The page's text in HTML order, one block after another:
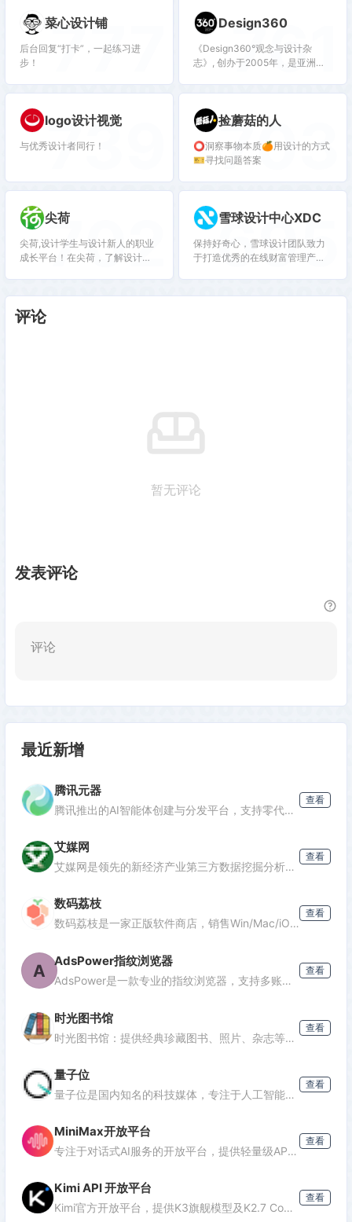
菜心设计铺
后台回复“打卡”，一起练习进
步！
777 Design360
《Design360°观念与设计杂
志》, 创办于2005年，是亚洲著
源传播设计，建立中西互动交流
761
logo设计视觉
与优秀设计者同行！
739 捡蘑菇的人
⭕️洞察事物本质🍊用设计的方式
🎫寻找问题答案
703
尖荷
尖荷,设计学生与设计新人的职业
成长平台！在尖荷，了解设计行
的正确打开方式。
702 雪球设计中心XDC
保持好奇心，雪球设计团队致力
于打造优秀的在线财富管理产品
695
评论
暂无评论
发表评论
评论
最近新增
腾讯元器
腾讯推出的AI智能体创建与分发平台，支持零代码开发专属AI聊天机器人，深度集成腾讯生态能力，可分发至微信等渠道。
查看
艾媒网
艾媒网是领先的新经济产业第三方数据挖掘分析机构，提供行业报告、消费洞察和商业趋势数据，覆盖AI、电商、汽车等多个领域。
查看
数码荔枝
数码荔枝是一家正版软件商店，销售Win/Mac/iOS/Android平台的影音、办公、设计等软件，并提供使用教程和会员优惠。
查看
A AdsPower指纹浏览器
AdsPower是一款专业的指纹浏览器，支持多账号防关联管理，适用于跨境电商、广告投放、社媒营销等场景，提供独立浏览器环境，降低封号风险。
查看
时光图书馆
时光图书馆：提供经典珍藏图书、照片、杂志等文化资源的数字平台。
查看
量子位
量子位是国内知名的科技媒体，专注于人工智能领域，提供最新AI资讯、行业分析和深度报道，是了解AI发展的重要窗口。
查看
MiniMax开放平台
专注于对话式AI服务的开放平台，提供轻量级API接口，支持多轮对话、文本生成等功能，适合需要快速集成对话能力的开发者。
查看
Kimi API 开放平台
Kimi官方开放平台，提供K3旗舰模型及K2.7 Code编程模型API，支持1M token上下文、联网搜索及代码执行，助力开发者高效构建智能应用。
查看